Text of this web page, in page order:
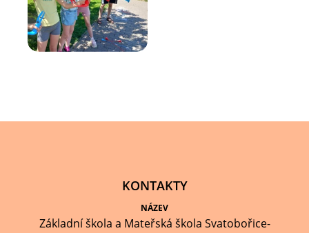
KONTAKTY
NÁZEV
Základní škola a Mateřská škola Svatobořice-